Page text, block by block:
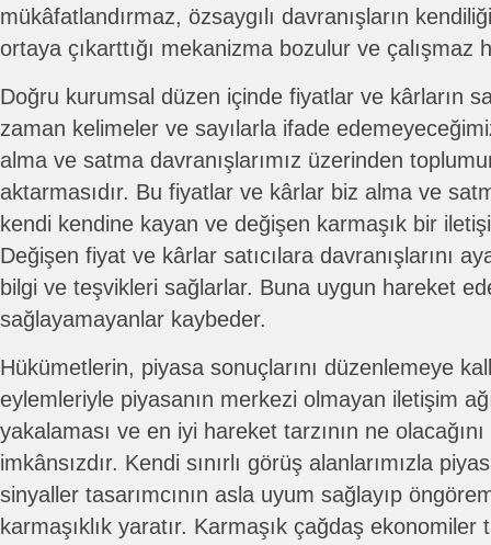
mükâfatlandırmaz, özsaygılı davranışların
ortaya çıkarttığı mekanizma bozulur ve çalışmaz
Doğru kurumsal düzen içinde fiyatlar ve kârların
zaman kelimeler ve sayılarla ifade
alma ve satma davranışlarımız üzerinden
aktarmasıdır. Bu fiyatlar ve kârlar biz alma ve
kendi kendine kayan ve değişen karmaşık bir
Değişen fiyat ve kârlar satıcılara davranışlarını
bilgi ve teşvikleri sağlarlar. Buna uygun hareket
sağlayamayanlar kaybeder.
Hükümetlerin, piyasa sonuçlarını düzenlemeye
eylemleriyle piyasanın merkezi olmayan iletişim
yakalaması ve en iyi hareket tarzının ne
imkânsızdır. Kendi sınırlı görüş alanlarımızla
sinyaller tasarımcının asla uyum sağlayıp
karmaşıklık yaratır. Karmaşık çağdaş ekonomiler